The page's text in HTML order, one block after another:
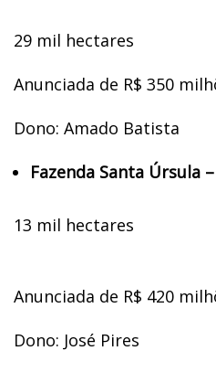
29 mil hectares
Anunciada de R$ 350
Dono: Amado Batista
Fazenda Santa Úrsula
13 mil hectares
Anunciada de R$ 420
Dono: José Pires